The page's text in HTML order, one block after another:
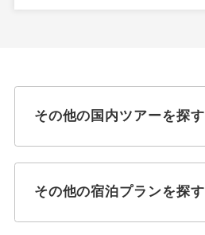
その他の国内ツアーを探す
その他の宿泊プランを探す